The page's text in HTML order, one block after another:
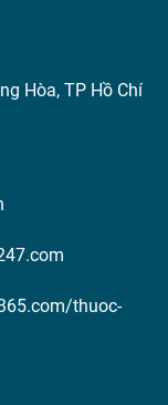
Hòa, TP Hồ Chí
thuoc-